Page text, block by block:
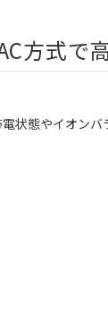
方式で
状態やイオン